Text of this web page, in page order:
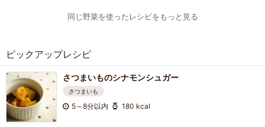
同じ野菜を使ったレシピをもっと見る
ピックアップレシピ
さつまいものシナモンシュガー
さつまいも
5～8分以内 180 kcal